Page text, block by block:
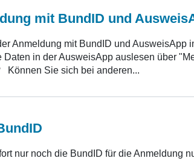
mit BundID und
Anmeldung mit BundID und
in der AusweisApp auslesen über
Können Sie sich bei anderen...
nur noch die BundID für die